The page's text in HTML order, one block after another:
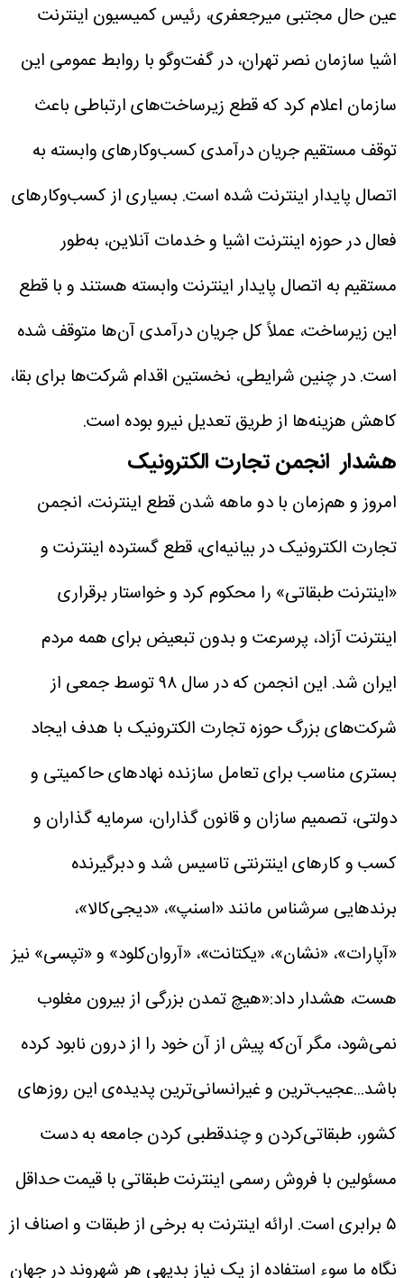
عین حال مجتبی میرجعفری، رئیس کمیسیون اینترنت
اشیا سازمان نصر تهران، در گفت‌وگو با روابط عمومی این
سازمان اعلام کرد که قطع زیرساخت‌های ارتباطی باعث
توقف مستقیم جریان درآمدی کسب‌وکارهای وابسته به
اتصال پایدار اینترنت شده است. بسیاری از کسب‌وکارهای
فعال در حوزه اینترنت اشیا و خدمات آنلاین، به‌طور
مستقیم به اتصال پایدار اینترنت وابسته هستند و با قطع
این زیرساخت، عملاً کل جریان درآمدی آن‌ها متوقف شده
است. در چنین شرایطی، نخستین اقدام شرکت‌ها برای بقا،
کاهش هزینه‌ها از طریق تعدیل نیرو بوده است.
هشدار انجمن تجارت الکترونیک
امروز و هم‌زمان با دو ماهه شدن قطع اینترنت، انجمن
تجارت الکترونیک در بیانیه‌ای، قطع گسترده اینترنت و
«اینترنت طبقاتی» را محکوم کرد و خواستار برقراری
اینترنت آزاد، پرسرعت و بدون تبعیض برای همه مردم
ایران شد. این انجمن که در سال ۹۸ توسط جمعی از
شرکت‌های بزرگ حوزه تجارت الکترونیک با هدف ایجاد
بستری مناسب برای تعامل سازنده نهادهای حاکمیتی و
دولتی، تصمیم سازان و قانون گذاران، سرمایه گذاران و
کسب و کارهای اینترنتی تاسیس شد و دبرگیرنده
برندهایی سرشناس مانند «اسنپ»، «دیجی‌کالا»،
«آپارات»، «نشان»، «یکتانت»، «آروان‌کلود» و «تپسی» نیز
هست، هشدار داد:«هیچ تمدن بزرگی از بیرون مغلوب
نمی‌شود، مگر آن‌که پیش از آن خود را از درون نابود کرده
باشد...عجیب‌ترین و غیرانسانی‌ترین پدیده‌ی این روزهای
کشور،‌ طبقاتی‌کردن و چندقطبی کردن جامعه به دست
مسئولین با فروش رسمی اینترنت طبقاتی با قیمت حداقل
۵ برابری است. ارائه اینترنت به برخی از طبقات و اصناف از
نگاه ما سوء استفاده از یک نیاز بدیهی هر شهروند در جهان